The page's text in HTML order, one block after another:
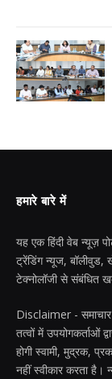
हमारे बारे में
यह एक हिंदी वेब न्यूज़
ट्रेंडिंग न्यूज,
टेक्नोलॉजी से संबंधित
Disclaimer -
तत्वों में उपयोगकर्ताओं
होगी स्वामी, मुद्रक,
नहीं स्वीकार करता है।